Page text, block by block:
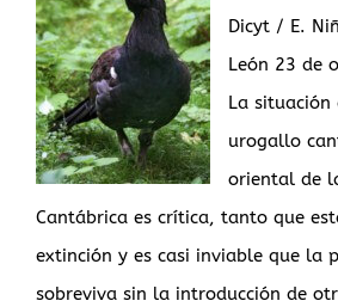
Dicyt / E.
León 23 de
La
urogallo
oriental de
Cantábrica es crítica, tanto que
extinción y es casi inviable que la
sobreviva sin la introducción de